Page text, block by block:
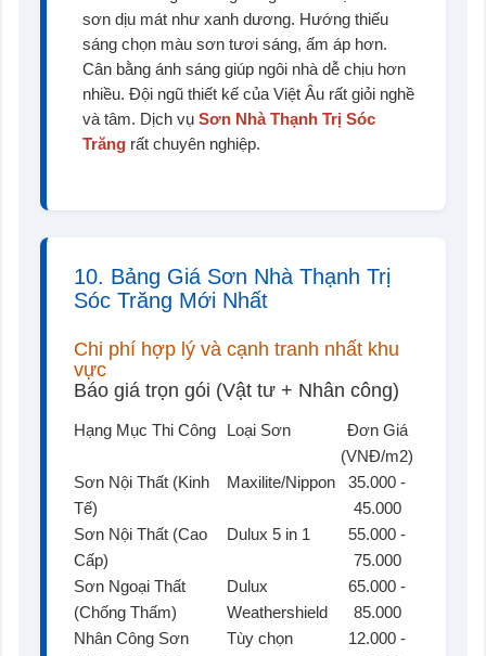
sơn dịu mát như xanh dương. Hướng thiếu
sáng chọn màu sơn tươi sáng, ấm áp hơn.
Cân bằng ánh sáng giúp ngôi nhà dễ chịu hơn
nhiều. Đội ngũ thiết kế của Việt Âu rất giỏi nghề
và tâm. Dịch vụ Sơn Nhà Thạnh Trị Sóc
Trăng rất chuyên nghiệp.
10. Bảng Giá Sơn Nhà Thạnh Trị
Sóc Trăng Mới Nhất
Chi phí hợp lý và cạnh tranh nhất khu
vực
Báo giá trọn gói (Vật tư + Nhân công)
Hạng Mục Thi Công Loại Sơn
Đơn Giá
(VNĐ/m2)
Sơn Nội Thất (Kinh
Tế)
Maxilite/Nippon
35.000 -
45.000
Sơn Nội Thất (Cao
Cấp)
Dulux 5 in 1
55.000 -
75.000
Sơn Ngoại Thất
(Chống Thấm)
Dulux
Weathershield
65.000 -
85.000
Nhân Công Sơn
Tùy chọn
12.000 -